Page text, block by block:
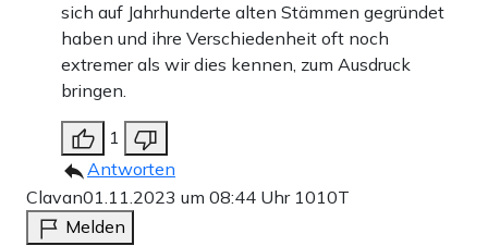
sich auf Jahrhunderte alten Stämmen gegründet
haben und ihre Verschiedenheit oft noch
extremer als wir dies kennen, zum Ausdruck
bringen.
1
Antworten
Clavan01.11.2023 um 08:44 Uhr 1010T
Melden